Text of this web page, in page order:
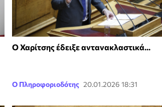
Ο Χαρίτσης έδειξε αντανακλαστικά...
Ο Πληροφοριοδότης 20.01.2026 18:31